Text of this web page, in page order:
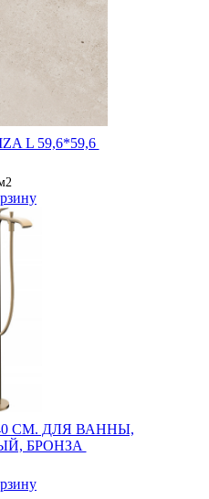
L 59,6*59,6
СМ. ДЛЯ ВАННЫ,
БРОНЗА